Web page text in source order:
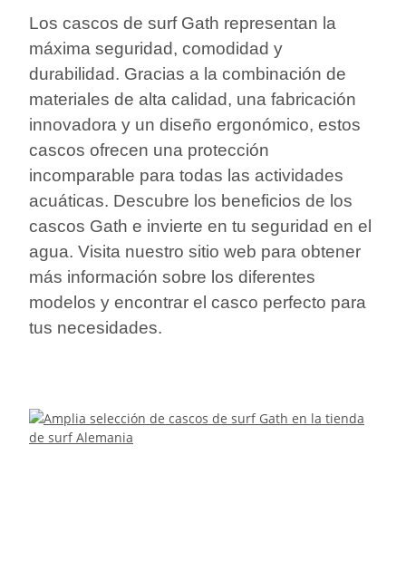
Los cascos de surf Gath representan la
máxima seguridad, comodidad y
durabilidad. Gracias a la combinación de
materiales de alta calidad, una fabricación
innovadora y un diseño ergonómico, estos
cascos ofrecen una protección
incomparable para todas las actividades
acuáticas. Descubre los beneficios de los
cascos Gath e invierte en tu seguridad en el
agua. Visita nuestro sitio web para obtener
más información sobre los diferentes
modelos y encontrar el casco perfecto para
tus necesidades.